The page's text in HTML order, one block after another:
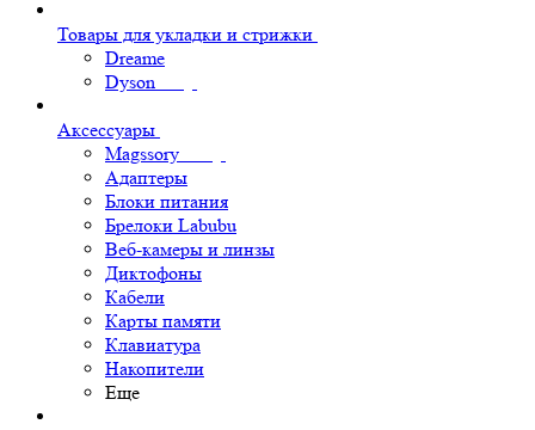
Товары для укладки и стрижки
Dreame
Dyson
Аксессуары
Magssory
Адаптеры
Блоки питания
Брелоки Labubu
Веб-камеры и линзы
Диктофоны
Кабели
Карты памяти
Клавиатура
Накопители
Еще